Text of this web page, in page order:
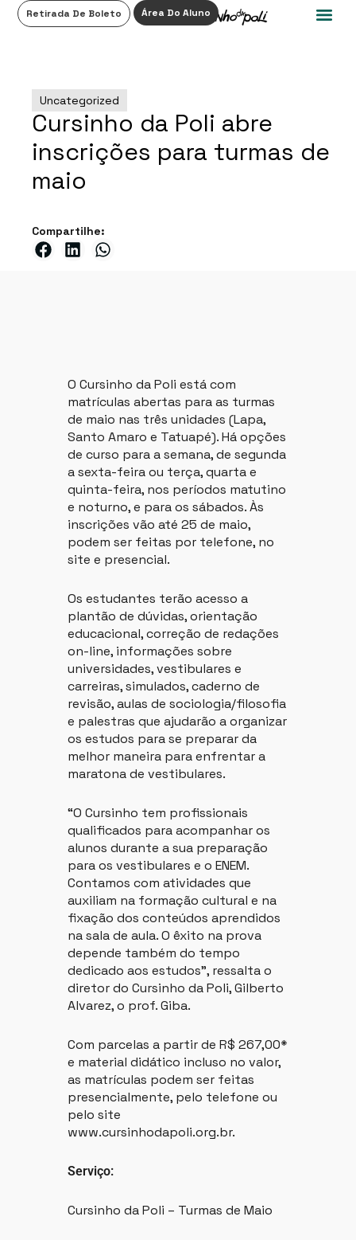
Retirada De Boleto Área Do Aluno
Uncategorized
Cursinho da Poli abre
inscrições para turmas de
maio
Compartilhe:
O Cursinho da Poli está com
matrículas abertas para as turmas
de maio nas três unidades (Lapa,
Santo Amaro e Tatuapé). Há opções
de curso para a semana, de segunda
a sexta-feira ou terça, quarta e
quinta-feira, nos períodos matutino
e noturno, e para os sábados. Às
inscrições vão até 25 de maio,
podem ser feitas por telefone, no
site e presencial.
Os estudantes terão acesso a
plantão de dúvidas, orientação
educacional, correção de redações
on-line, informações sobre
universidades, vestibulares e
carreiras, simulados, caderno de
revisão, aulas de sociologia/filosofia
e palestras que ajudarão a organizar
os estudos para se preparar da
melhor maneira para enfrentar a
maratona de vestibulares.
“O Cursinho tem profissionais
qualificados para acompanhar os
alunos durante a sua preparação
para os vestibulares e o ENEM.
Contamos com atividades que
auxiliam na formação cultural e na
fixação dos conteúdos aprendidos
na sala de aula. O êxito na prova
depende também do tempo
dedicado aos estudos”, ressalta o
diretor do Cursinho da Poli, Gilberto
Alvarez, o prof. Giba.
Com parcelas a partir de R$ 267,00*
e material didático incluso no valor,
as matrículas podem ser feitas
presencialmente, pelo telefone ou
pelo site
www.cursinhodapoli.org.br.
Serviço:
Cursinho da Poli – Turmas de Maio